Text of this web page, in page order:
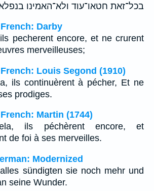
בכל־זאת חטאו־עוד ולא־האמינו
Darby
pecherent encore, et ne crurent
merveilleuses;
Louis Segond (1910)
ils continuèrent à pécher, Et ne
prodiges.
Martin (1744)
ils péchèrent encore, et
de foi à ses merveilles.
Modernized
sündigten sie noch mehr und
seine Wunder.